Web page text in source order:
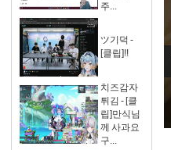
주...
ツ기덕 -
[클립]!!
치즈감자
튀김 - [클
립]만식님
께 사과요
구...